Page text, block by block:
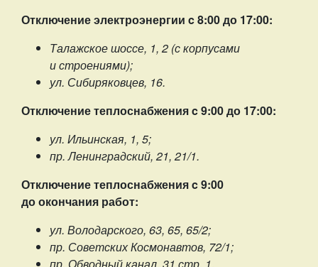
Отключение электроэнергии c 8:00 до 17:00:
Талажское шоссе, 1, 2 (с корпусами
и строениями);
ул. Сибиряковцев, 16.
Отключение теплоснабжения c 9:00 до 17:00:
ул. Ильинская, 1, 5;
пр. Ленинградский, 21, 21/1.
Отключение теплоснабжения c 9:00
до окончания работ:
ул. Володарского, 63, 65, 65/2;
пр. Советских Космонавтов, 72/1;